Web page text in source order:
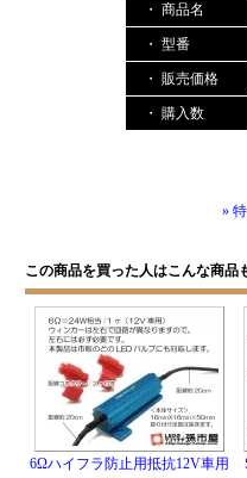
・ 商品名
・ 型番
・ 販売価格
・ 購入数
»
この商品を買った人はこんな商品
6Ωハイフラ防止用抵抗12V車用